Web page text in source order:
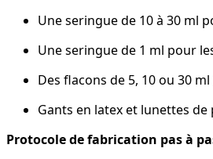
Une seringue de 10 à 30 ml
Une seringue de 1 ml pour
Des flacons de 5, 10 ou 30
Gants en latex et lunettes
Protocole de fabrication pas à